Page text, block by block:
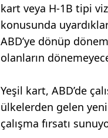
kart veya H-1B tipi
konusunda
ABD’ye dönüp
olanların
Yeşil kart, ABD’de
ülkelerden gelen
çalışma fırsatı